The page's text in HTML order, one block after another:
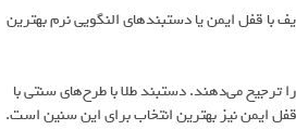
قفل ایمن یا دستبندهای النگویی نرم بهترین
ترجیح می‌دهند. دستبند طلا با طرح‌های سنتی با
ایمن نیز بهترین انتخاب برای این سنین است.